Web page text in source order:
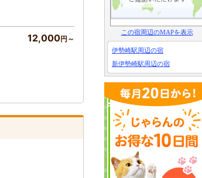
12,000円～
この宿周辺のMAPを表示
伊勢崎駅周辺の宿
新伊勢崎駅周辺の宿